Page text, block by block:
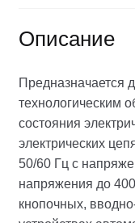
Описание
Предназначается
технологическим
состояния
электрических
50/60 Гц с
напряжения до
кнопочных,